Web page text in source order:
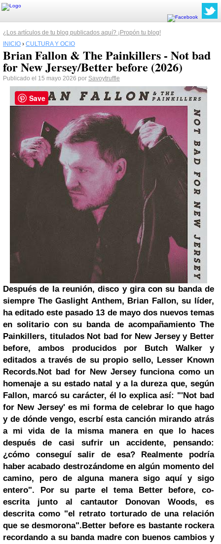
¿Los artículos de tu blog publicados aquí? ¡Propón tu blog!
INICIO › CULTURA Y OCIO
Brian Fallon & The Painkillers - Not bad
for New Jersey/Better before (2026)
Publicado el 15 mayo 2026 por Savoytruffle
Después de la reunión, disco y gira con su banda de
siempre The Gaslight Anthem, Brian Fallon, su líder,
ha editado este pasado 13 de mayo dos nuevos temas
en solitario con su banda de acompañamiento The
Painkillers, titulados Not bad for New Jersey y Better
before, ambos producidos por Butch Walker y
editados a través de su propio sello, Lesser Known
Records.Not bad for New Jersey funciona como un
homenaje a su estado natal y a la dureza que, según
Fallon, marcó su carácter, él lo explica así: "'Not bad
for New Jersey' es mi forma de celebrar lo que hago
y de dónde vengo, escrbí esta canción mirando atrás
a mi vida de la misma manera en que lo haces
después de casi sufrir un accidente, pensando:
¿cómo conseguí salir de esa? Realmente podría
haber acabado destrozándome en algún momento del
camino, pero de alguna manera sigo aquí y sigo
entero". Por su parte el tema Better before, co-
escrita junto al cantautor Donovan Woods, es
descrita como "el retrato torturado de una relación
que se desmorona".Better before es bastante rockera
recordando a su banda madre con buenos cambios y
Save